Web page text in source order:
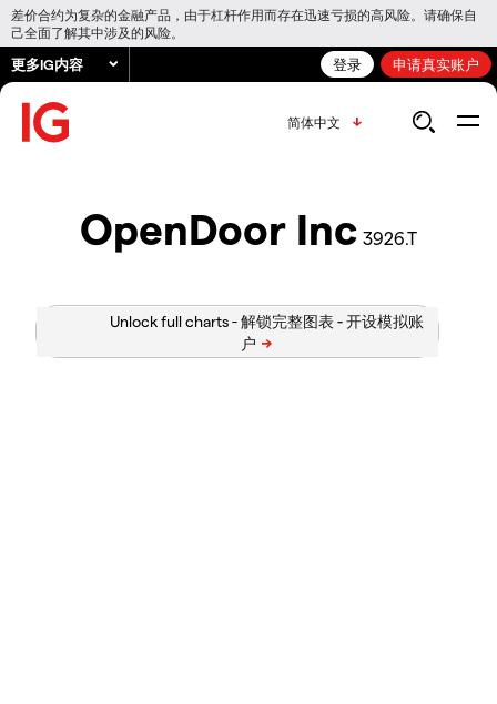
差价合约为复杂的金融产品，由于杠杆作用而存在迅速亏损的高风险。请确保自
己全面了解其中涉及的风险。
更多IG内容 登录 申请真实账户
简体中文
OpenDoor Inc 3926.T
Unlock full charts -